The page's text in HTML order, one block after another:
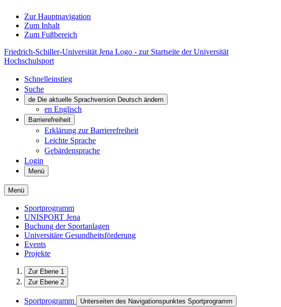
Zur Hauptnavigation
Zum Inhalt
Zum Fußbereich
Friedrich-Schiller-Universität Jena Logo - zur Startseite der Universität
Hochschulsport
Schnelleinstieg
Suche
de Die aktuelle Sprachversion Deutsch ändern
en Englisch
Barrierefreiheit
Erklärung zur Barrierefreiheit
Leichte Sprache
Gebärdensprache
Login
Menü
Menü
Sportprogramm
UNISPORT Jena
Buchung der Sportanlagen
Universitäre Gesundheitsförderung
Events
Projekte
Zur Ebene 1
Zur Ebene 2
Sportprogramm Unterseiten des Navigationspunktes Sportprogramm